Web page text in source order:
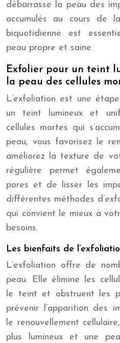
débarrasse la peau des
accumulés au cours de
biquotidienne est
peau propre et saine.
Exfolier pour un teint
la peau des cellules
L’exfoliation est une
un teint lumineux et
cellules mortes qui
peau, vous favorisez le
améliorez la texture de
régulière permet
pores et de lisser les
différentes méthodes
qui convient le mieux à
besoins.
Les bienfaits de
L’exfoliation offre de
peau. Elle élimine les
le teint et obstruent les
prévenir l’apparition des
le renouvellement
plus lumineux et une